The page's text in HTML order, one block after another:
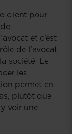
client pour
et c’est
de l’avocat
société. Le
les
permet en
plutôt que
voir une